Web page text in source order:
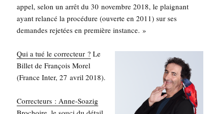
appel, selon un arrêt du 30 novembre 2018, le plai­gnant
ayant relan­cé la pro­cé­dure (ouverte en 2011) sur ses
demandes reje­tées en pre­mière instance. »
Qui a tué le cor­rec­teur ? Le
Billet de Fran­çois Morel
(France Inter, 27 avril 2018).
Cor­rec­teurs : Anne-Soa­zig